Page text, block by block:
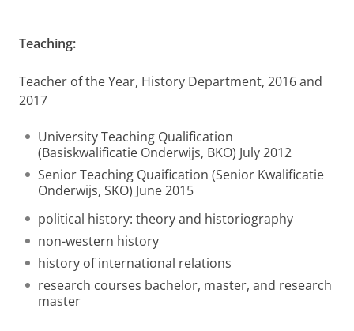
Teaching:
Teacher of the Year, History Department, 2016 and
2017
University Teaching Qualification
(Basiskwalificatie Onderwijs, BKO) July 2012
Senior Teaching Quaification (Senior Kwalificatie
Onderwijs, SKO) June 2015
political history: theory and historiography
non-western history
history of international relations
research courses bachelor, master, and research
master